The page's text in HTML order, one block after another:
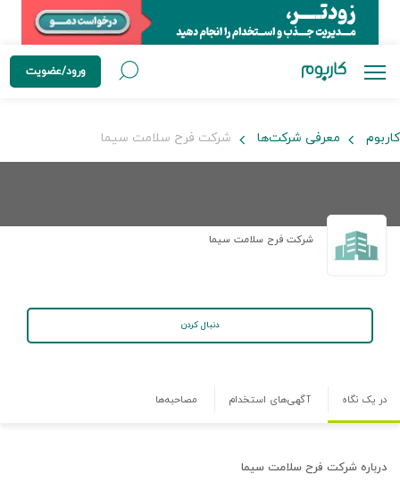
ورود/عضویت
کاربوم معرفی شرکت‌ها شركت فرح سلامت سيما
شركت فرح سلامت سيما
دنبال کردن
در یک نگاه آگهی‌های استخدام مصاحبه‌ها
درباره شركت فرح سلامت سيما